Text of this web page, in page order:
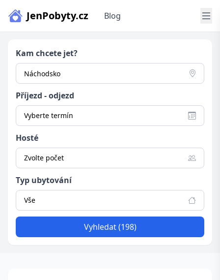
JenPobyty.cz Blog
Kam chcete jet?
Příjezd - odjezd
Vyberte termín
Hosté
Zvolte počet
Typ ubytování
Vše
Vyhledat (198)